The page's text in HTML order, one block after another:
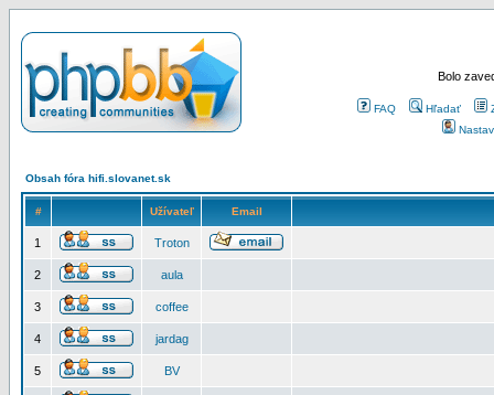
Bolo
FAQ Hľadať
Obsah fóra hifi.slovanet.sk
# Užívateľ Email
1 Troton
2 aula
3 coffee
4 jardag
5 BV